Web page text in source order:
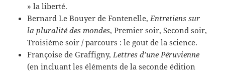
» la liberté.
Bernard Le Bouyer de Fontenelle,Entretiens sur
la pluralité des mondes, Premier soir, Second soir,
Troisième soir / parcours : le gout de la science.
Françoise de Graffigny,Lettres d’une Péruvienne
(en incluant les éléments de la seconde édition